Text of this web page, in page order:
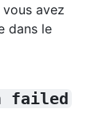
avez
dans le
failed